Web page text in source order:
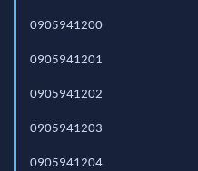
0905941200
0905941201
0905941202
0905941203
0905941204